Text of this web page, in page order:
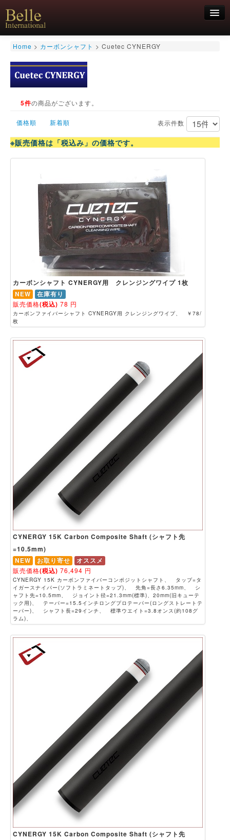
新規会員登録
ログイン
HOME
キュー用途別
キューケース
アクセサリー
特価商品
お気軽にお問合せくださいませ！
Home > カーボンシャフト > Cuetec CYNERGY
5件の商品がございます。
価格順 新着順 表示件数
※販売価格は「税込み」の価格です。
カーボンシャフト CYNERGY用 クレンジングワイプ 1枚
NEW
在庫有り
販売価格(税込) 78 円
カーボンファイバーシャフト CYNERGY用 クレンジングワイプ、 ￥78/
枚
CYNERGY 15K Carbon Composite Shaft (シャフト先
=10.5mm)
NEW お取り寄せ
オススメ
販売価格(税込) 76,494 円
CYNERGY 15K カーボンファイバーコンポジットシャフト、 タップ=タ
イガースナイパー(ソフトラミネートタップ)、 先角=長さ6.35mm、 シ
ャフト先=10.5mm、 ジョイント径=21.3mm(標準)、20mm(旧キューテ
ック用)、 テーパー=15.5インチロングプロテーパー(ロングストレートテ
ーパー)、 シャフト長=29インチ、 標準ウエイト=3.8オンス(約108グ
ラム)、
CYNERGY 15K Carbon Composite Shaft (シャフト先